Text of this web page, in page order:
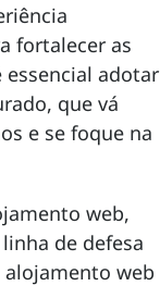
fortalecer as
essencial adotar
que vá
e se foque na
web,
de defesa
web